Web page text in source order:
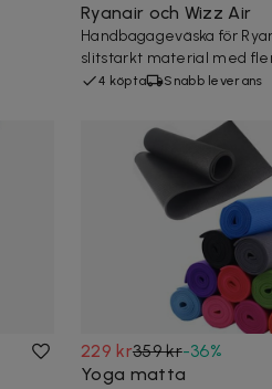
Ryanair och Wizz Air
Handbagageväska för
slitstarkt material med
4 köpta Snabb leverans
229 kr359 kr-36%
Yoga matta